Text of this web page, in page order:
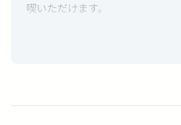
喫いただけます。
📢ホテルは市内の好立地な3つ